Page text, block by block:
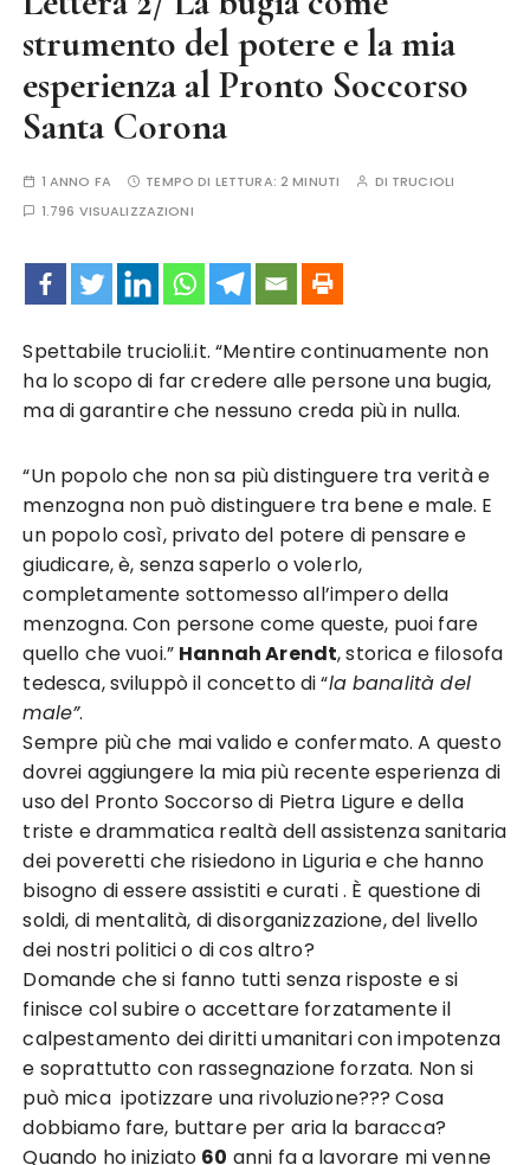
strumento del potere e la mia
esperienza al Pronto Soccorso
Santa Corona
1 ANNO FA TEMPO DI LETTURA:2 MINUTI DI TRUCIOLI
1.796 VISUALIZZAZIONI
Spettabile trucioli.it. “Mentire continuamente non
ha lo scopo di far credere alle persone una bugia,
ma di garantire che nessuno creda più in nulla.
“Un popolo che non sa più distinguere tra verità e
menzogna non può distinguere tra bene e male. E
un popolo così, privato del potere di pensare e
giudicare, è, senza saperlo o volerlo,
completamente sottomesso all’impero della
menzogna. Con persone come queste, puoi fare
quello che vuoi.” Hannah Arendt, storica e filosofa
tedesca, sviluppò il concetto di “la banalità del
male”.
Sempre più che mai valido e confermato. A questo
dovrei aggiungere la mia più recente esperienza di
uso del Pronto Soccorso di Pietra Ligure e della
triste e drammatica realtà dell assistenza sanitaria
dei poveretti che risiedono in Liguria e che hanno
bisogno di essere assistiti e curati . È questione di
soldi, di mentalità, di disorganizzazione, del livello
dei nostri politici o di cos altro?
Domande che si fanno tutti senza risposte e si
finisce col subire o accettare forzatamente il
calpestamento dei diritti umanitari con impotenza
e soprattutto con rassegnazione forzata. Non si
può mica ipotizzare una rivoluzione??? Cosa
dobbiamo fare, buttare per aria la baracca?
Quando ho iniziato 60 anni fa a lavorare mi venne